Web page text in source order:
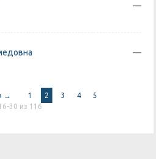
—
—
→ 1 2 3 4
5
30 из 116